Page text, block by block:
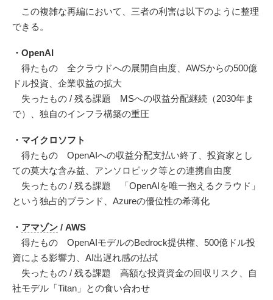
この複雑な再編において、三者の利害は以下のように整理
できる。
・OpenAI
得たもの 全クラウドへの展開自由度、AWSからの500億
ドル投資、企業収益の拡大
失ったもの / 残る課題 MSへの収益分配継続（2030年ま
で）、独自のインフラ構築の重圧
・マイクロソフト
得たもの OpenAIへの収益分配支払い終了、投資家とし
ての莫大な含み益、アンソロピック等との連携自由度
失ったもの / 残る課題 「OpenAIを唯一抱えるクラウド」
という独占的ブランド、Azureの優位性の希薄化
・ アマゾン / AWS
得たもの OpenAIモデルのBedrock提供権、500億ドル投
資による影響力、AI出遅れ感の払拭
失ったもの / 残る課題 高額な投資資金の回収リスク、自
社モデル「Titan」との食い合わせ